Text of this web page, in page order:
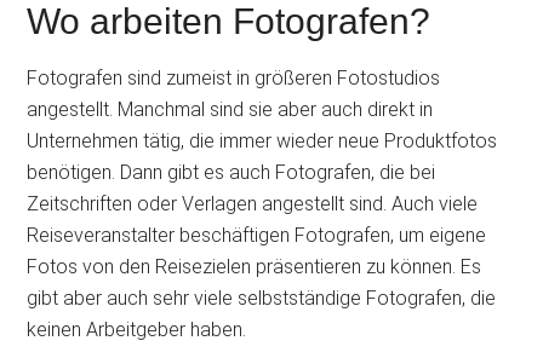
Wo arbeiten Fotografen?
Fotografen sind zumeist in größeren Fotostudios
angestellt. Manchmal sind sie aber auch direkt in
Unternehmen tätig, die immer wieder neue Produktfotos
benötigen. Dann gibt es auch Fotografen, die bei
Zeitschriften oder Verlagen angestellt sind. Auch viele
Reiseveranstalter beschäftigen Fotografen, um eigene
Fotos von den Reisezielen präsentieren zu können. Es
gibt aber auch sehr viele selbstständige Fotografen, die
keinen Arbeitgeber haben.